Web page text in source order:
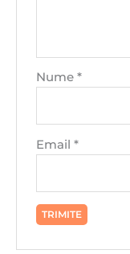
Nume*
Email*